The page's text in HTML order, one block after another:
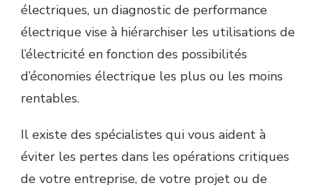
électriques, un diagnostic de performance
électrique vise à hiérarchiser les utilisations de
l’électricité en fonction des possibilités
d’économies électrique les plus ou les moins
rentables.
Il existe des spécialistes qui vous aident à
éviter les pertes dans les opérations critiques
de votre entreprise, de votre projet ou de